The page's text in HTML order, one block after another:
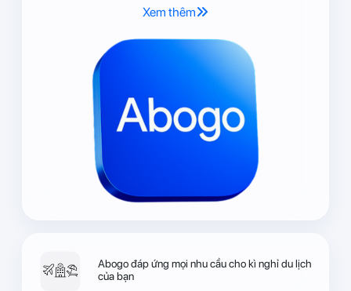
Xem thêm
Abogo đáp ứng mọi nhu cầu cho kì nghỉ du lịch
của bạn